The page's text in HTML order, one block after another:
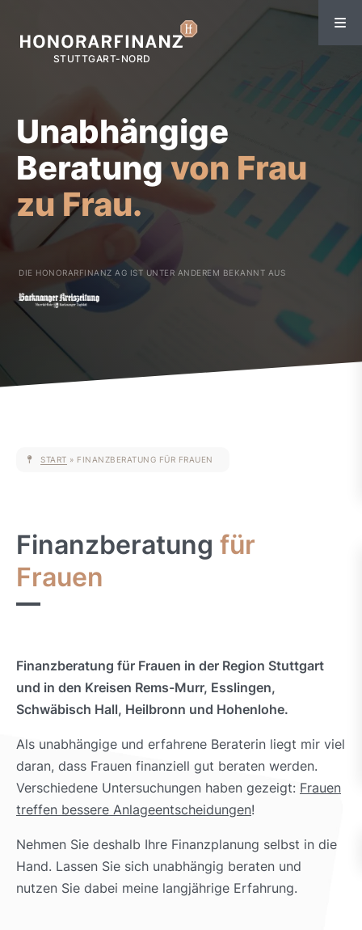
Unabhängige
Beratung von Frau
zu Frau.
START » FINANZBERATUNG FÜR FRAUEN
Finanzberatung für
Frauen
Finanzberatung für Frauen in der Region Stuttgart
und in den Kreisen Rems-Murr, Esslingen,
Schwäbisch Hall, Heilbronn und Hohenlohe.
Als unabhängige und erfahrene Beraterin liegt mir viel
daran, dass Frauen finanziell gut beraten werden.
Verschiedene Untersuchungen haben gezeigt: Frauen
treffen bessere Anlageentscheidungen!
Nehmen Sie deshalb Ihre Finanzplanung selbst in die
Hand. Lassen Sie sich unabhängig beraten und
nutzen Sie dabei meine langjährige Erfahrung.